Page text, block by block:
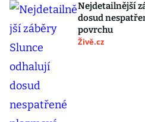
Nejdetailnější
dosud
povrchu
Živě.cz